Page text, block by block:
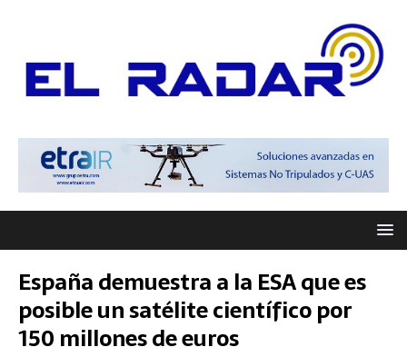
España demuestra a la ESA que es
posible un satélite científico por
150 millones de euros